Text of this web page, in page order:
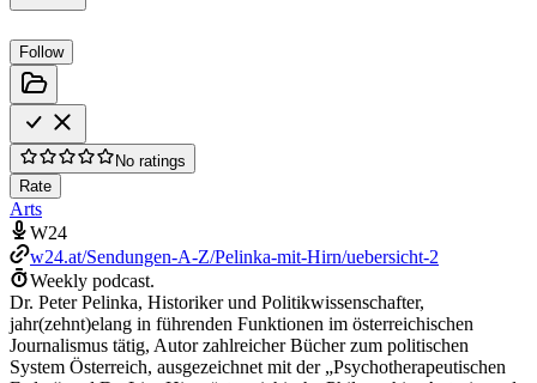
Follow
No ratings
Rate
Arts
W24
w24.at/Sendungen-A-Z/Pelinka-mit-Hirn/uebersicht-2
Weekly podcast.
Dr. Peter Pelinka, Historiker und Politikwissenschafter,
jahr(zehnt)elang in führenden Funktionen im österreichischen
Journalismus tätig, Autor zahlreicher Bücher zum politischen
System Österreich, ausgezeichnet mit der „Psychotherapeutischen